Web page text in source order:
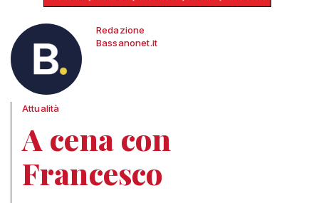
Redazione
Bassanonet.it
Attualità
A cena con
Francesco